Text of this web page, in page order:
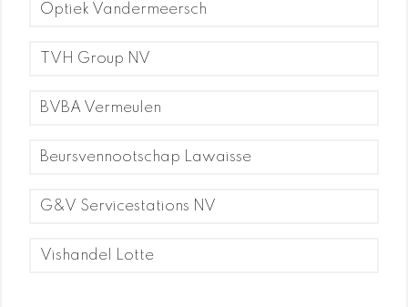
Optiek Vandermeersch
TVH Group NV
BVBA Vermeulen
Beursvennootschap Lawaisse
G&V Servicestations NV
Vishandel Lotte